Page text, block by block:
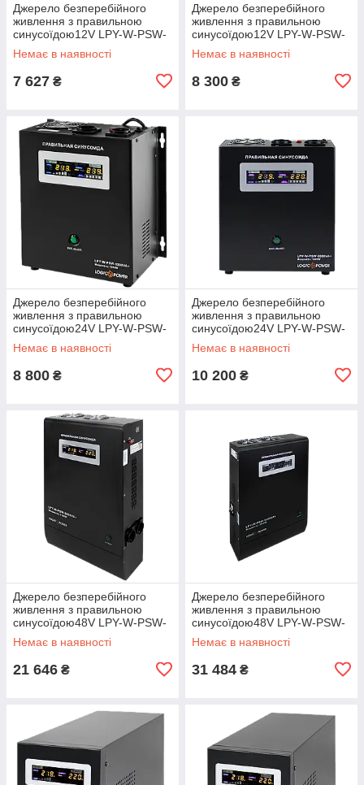
Джерело безперебійного
живлення з правильною
синусоїдою12V LPY-W-PSW-
800VA+(560Вт)5A/15A
Немає в наявності
7 627 ₴
Джерело безперебійного
живлення з правильною
синусоїдою12V LPY-W-PSW-
1000VA+(700Вт)10A/20A
Немає в наявності
8 300 ₴
Джерело безперебійного
живлення з правильною
синусоїдою24V LPY-W-PSW-
1500VA+(1050Вт)10A/15A
Немає в наявності
8 800 ₴
Джерело безперебійного
живлення з правильною
синусоїдою24V LPY-W-PSW-
2000VA+ (1400Вт)10A/20A
Немає в наявності
10 200 ₴
Джерело безперебійного
живлення з правильною
синусоїдою48V LPY-W-PSW-
3000VA+(2100Вт)
Немає в наявності
21 646 ₴
Джерело безперебійного
живлення з правильною
синусоїдою48V LPY-W-PSW-
5000VA+(3500Вт)10A/20A
Немає в наявності
31 484 ₴